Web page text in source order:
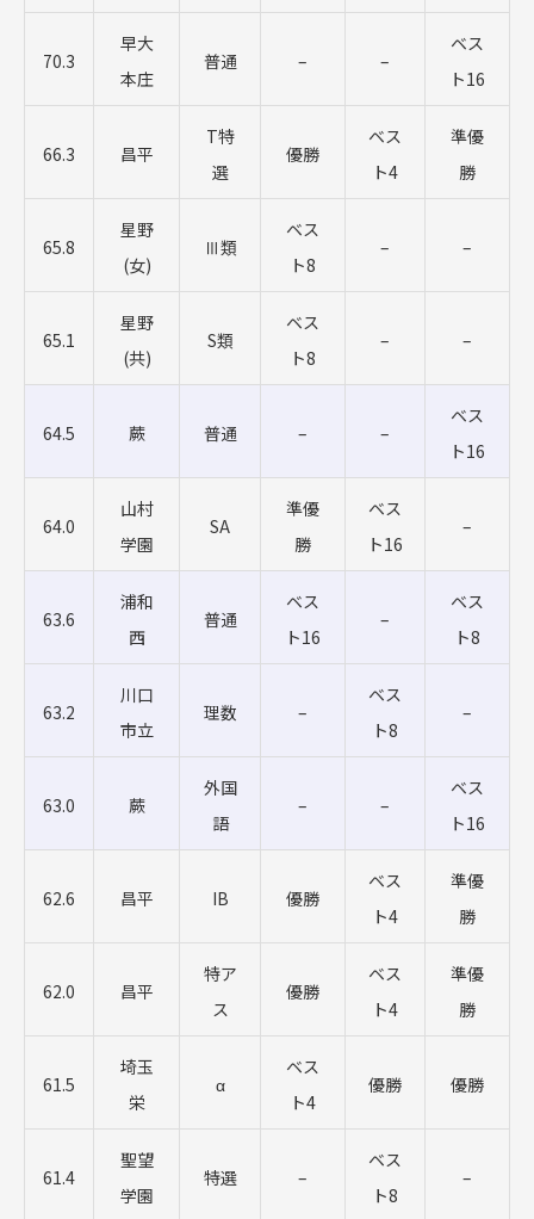
70.3
早大
本庄
普通 – –
ベス
ト16
66.3 昌平
T特
選
優勝
ベス
ト4
準優
勝
65.8
星野
(女)
Ⅲ類
ベス
ト8
– –
65.1
星野
(共)
S類
ベス
ト8
– –
64.5 蕨 普通 – –
ベス
ト16
64.0
山村
学園
SA
準優
勝
ベス
ト16
–
63.6
浦和
西
普通
ベス
ト16
–
ベス
ト8
63.2
川口
市立
理数 –
ベス
ト8
–
63.0 蕨
外国
語
– –
ベス
ト16
62.6 昌平 IB 優勝
ベス
ト4
準優
勝
62.0 昌平
特ア
ス
優勝
ベス
ト4
準優
勝
61.5
埼玉
栄
α
ベス
ト4
優勝 優勝
61.4
聖望
学園
特選 –
ベス
ト8
–